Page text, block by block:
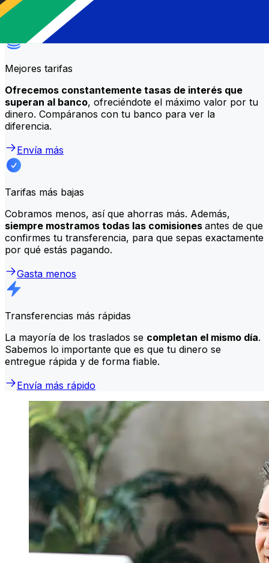
de bancos tradicionales?
Mejores tarifas
Ofrecemos constantemente tasas de interés que
superan al banco, ofreciéndote el máximo valor por tu
dinero. Compáranos con tu banco para ver la
diferencia.
Envía más
Tarifas más bajas
Cobramos menos, así que ahorras más. Además,
siempre mostramos todas las comisiones antes de que
confirmes tu transferencia, para que sepas exactamente
por qué estás pagando.
Gasta menos
Transferencias más rápidas
La mayoría de los traslados se completan el mismo día.
Sabemos lo importante que es que tu dinero se
entregue rápida y de forma fiable.
Envía más rápido